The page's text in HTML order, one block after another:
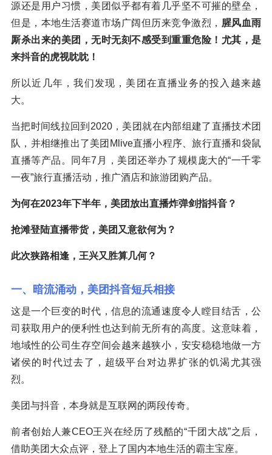
源还是用户习惯，美团似乎都有着几乎坚不可摧的壁垒，
但是，本地生活赛道市场广阔但历来竞争激烈， 腥风血雨
厮杀出来的美团，无时无刻不感受到重重危险！尤其，是
来抖音的虎视眈眈！
所以近几年，我们发现，美团在直播业务的投入越来越
大。
当把时间线拉回到2020，美团就在内部组建了直播技术团
队，并相继推出了美团Mlive直播小程序、旅行直播和袋鼠
直播等产品。同年7月，美团还举办了规模庞大的“一千零
一夜”旅行直播活动，推广酒店和旅游团购产品。
为何在2023年下半年，美团放出直播炸弹剑指抖音？
抢滩登陆直播带货，美团又意欲何为？
此次狭路相逢，王兴又胜算几何？
一、暗流涌动，美团抖音短兵相接
这是一个巨变的时代，信息的流通速度令人瞠目结舌，公
司获取用户的便利性也达到前无所有的高度。这意味着，
地域性的公司生存空间会越来越狭小，安安稳稳地做一方
诸侯的时代过去了，超级平台对边界扩张的饥渴尤其强
烈。
美团与抖音，本身就是互联网的两段传奇。
前者创始人兼CEO王兴在经历了残酷的“千团大战”之后，
借助美团大众点评，登上了国内本地生活的霸主宝座。